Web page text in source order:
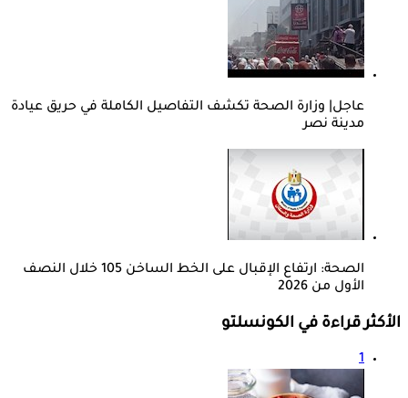
عاجل| وزارة الصحة تكشف التفاصيل الكاملة في حريق عيادة
مدينة نصر
الصحة: ارتفاع الإقبال على الخط الساخن 105 خلال النصف
الأول من 2026
الأكثر قراءة في الكونسلتو
1